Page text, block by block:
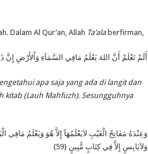
Dalam Al Qur’an, Allah Ta’alaberfirman,
أَلَمْ تَعْلَمْ أَنَّ اللهَ يَعْلَمُ مَافِي السَّمَآءِ وَاْلأَرْضِ إِنَّ
apa saja yang ada di langit dan
(Lauh Mahfuzh). Sesungguhnya
وَعِنْدَهُ مَفَاتِحُ الْغَيْبِ لاَيَعْلَمُهَآ إِلاَّ هُوَ وَيَعْلَمُ
وَلاَيَابِسٍ إِلاَّ فِي كِتَابٍ مًّبِينٍ {59}